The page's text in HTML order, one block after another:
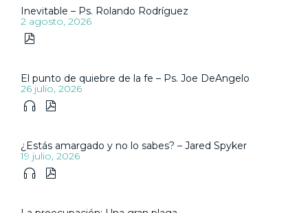
Inevitable – Ps. Rolando Rodríguez
2 agosto, 2026

El punto de quiebre de la fe – Ps. Joe DeAngelo
26 julio, 2026
 
¿Estás amargado y no lo sabes? – Jared Spyker
19 julio, 2026
 